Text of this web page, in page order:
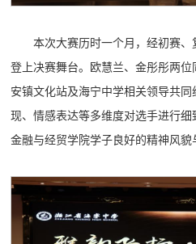
本次大赛历时一个月，经初赛
登上决赛舞台。欧慧兰、金彤彤两
安镇文化站及海宁中学相关领导共
现、情感表达等多维度对选手进行
金融与经贸学院学子良好的精神风貌